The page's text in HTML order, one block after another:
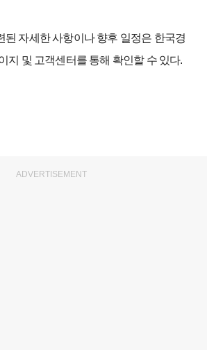
된 자세한 사항이나 향후 일정은 한국경
지 및 고객센터를 통해 확인할 수 있다.
ADVERTISEMENT